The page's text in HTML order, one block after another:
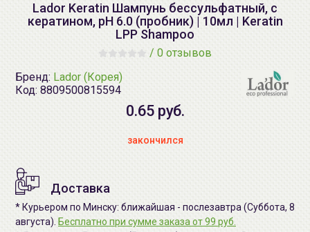
Lador Keratin Шампунь бессульфатный, с
кератином, pH 6.0 (пробник) | 10мл | Keratin
LPP Shampoo
/ 0 отзывов
Бренд: Lador (Корея)
Код: 8809500815594
0.65 руб.
закончился
Доставка
* Курьером по Минску: ближайшая - послезавтра (Суббота, 8
августа). Бесплатно при сумме заказа от 99 руб.